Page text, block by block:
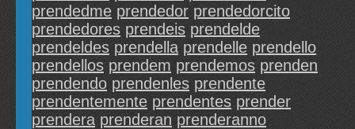
prendedme prendedor prendedorcito
prendedores prendeis prendelde
prendeldes prendella prendelle prendello
prendellos prendem prendemos prenden
prendendo prendenles prendente
prendentemente prendentes prender
prendera prenderan prenderanno